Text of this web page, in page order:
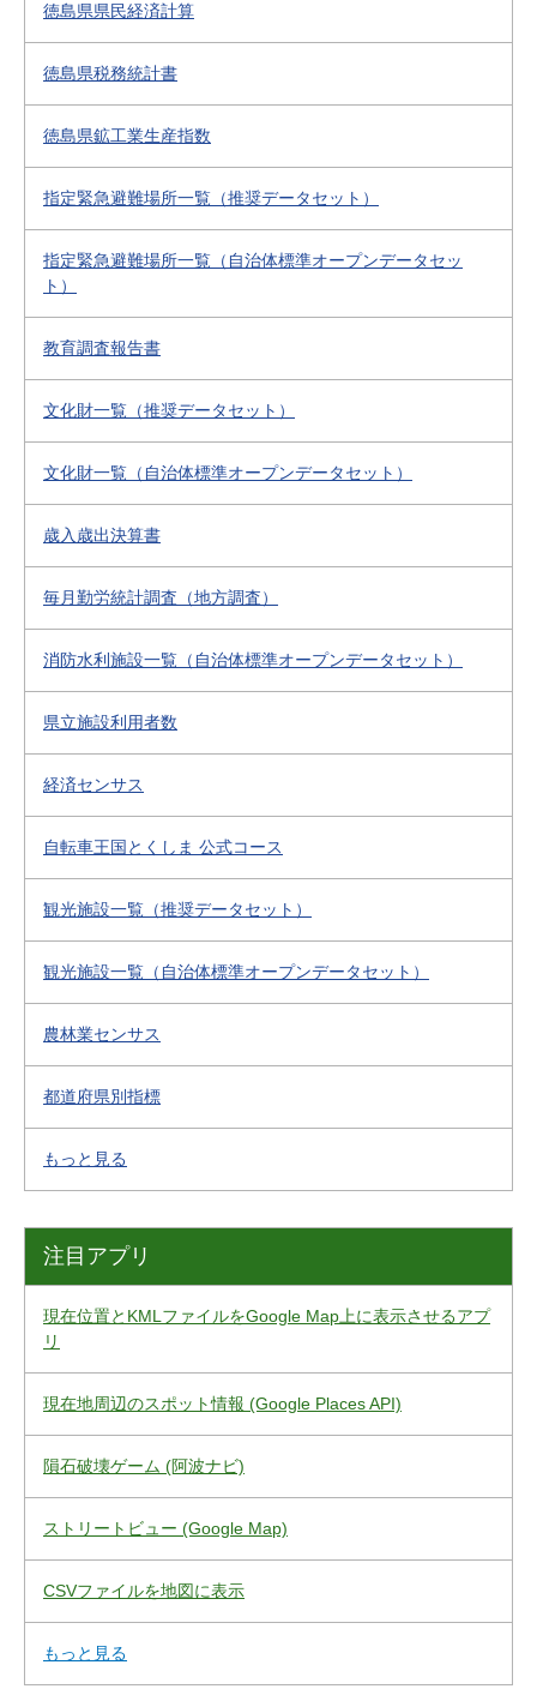
徳島県県民経済計算
徳島県税務統計書
徳島県鉱工業生産指数
指定緊急避難場所一覧（推奨データセット）
指定緊急避難場所一覧（自治体標準オープンデータセッ
ト）
教育調査報告書
文化財一覧（推奨データセット）
文化財一覧（自治体標準オープンデータセット）
歳入歳出決算書
毎月勤労統計調査（地方調査）
消防水利施設一覧（自治体標準オープンデータセット）
県立施設利用者数
経済センサス
自転車王国とくしま 公式コース
観光施設一覧（推奨データセット）
観光施設一覧（自治体標準オープンデータセット）
農林業センサス
都道府県別指標
もっと見る
注目アプリ
現在位置とKMLファイルをGoogle Map上に表示させるアプ
リ
現在地周辺のスポット情報 (Google Places API)
隕石破壊ゲーム (阿波ナビ)
ストリートビュー (Google Map)
CSVファイルを地図に表示
もっと見る